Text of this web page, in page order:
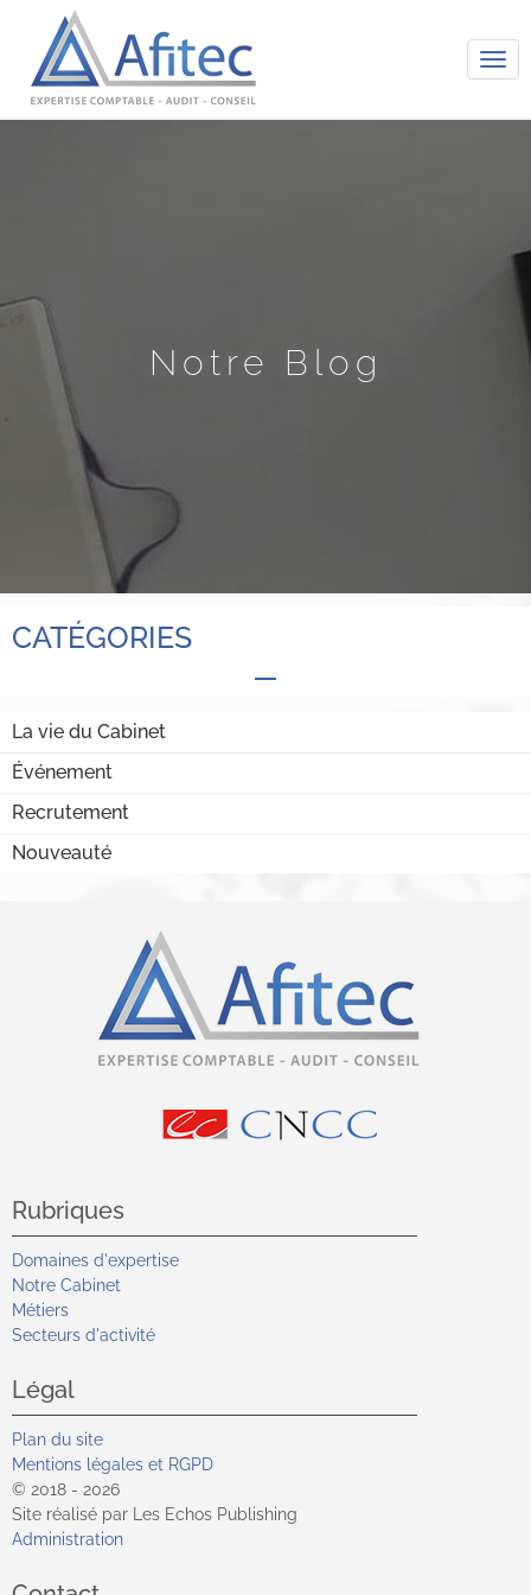
Notre Blog
CATÉGORIES
La vie du Cabinet
Événement
Recrutement
Nouveauté
Rubriques
Domaines d'expertise
Notre Cabinet
Métiers
Secteurs d'activité
Légal
Plan du site
Mentions légales et RGPD
© 2018 - 2026
Site réalisé par Les Echos Publishing
Administration